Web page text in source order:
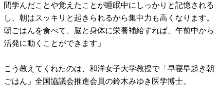
間学んだことや覚えたことが睡眠中にしっかりと記憶される
し、朝はスッキリと起きられるから集中力も高くなります。
朝ごはんを食べて、脳と身体に栄養補給すれば、午前中から
活発に動くことができます」
こう教えてくれたのは、和洋女子大学教授で「早寝早起き朝
ごはん」全国協議会推進会員の鈴木みゆき医学博士。